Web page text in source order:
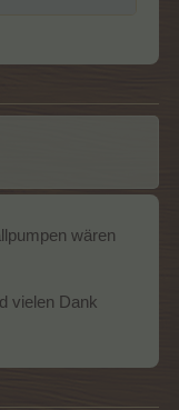
wären
vielen Dank